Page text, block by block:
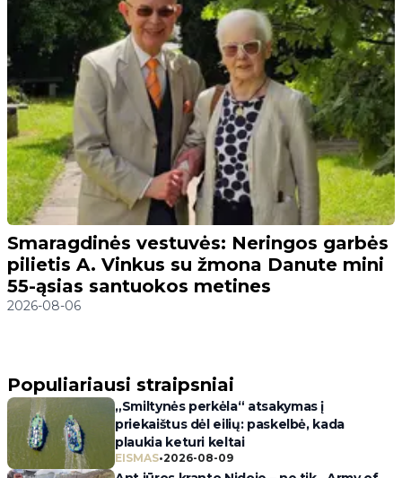
Smaragdinės vestuvės: Neringos garbės
pilietis A. Vinkus su žmona Danute mini
55-ąsias santuokos metines
2026-08-06
Populiariausi straipsniai
„Smiltynės perkėla“ atsakymas į
priekaištus dėl eilių: paskelbė, kada
plaukia keturi keltai
EISMAS•2026-08-09